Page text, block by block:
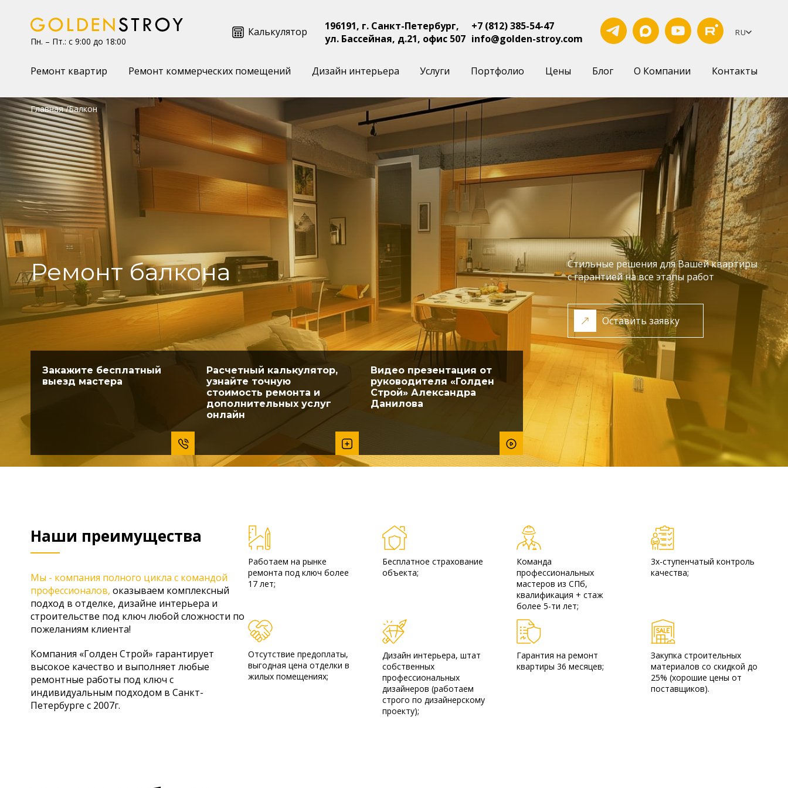
Пн. – Пт.: с 9:00 до 18:00
Калькулятор
196191, г. Санкт-Петербург,
ул. Бассейная, д.21, офис 507
+7 (812) 385-54-47
info@golden-stroy.com
RU
Ремонт квартир Ремонт коммерческих помещений Дизайн интерьера Услуги Портфолио Цены Блог О Компании Контакты
Главная Балкон
Ремонт балкона
Стильные решения для Вашей квартиры
с гарантией на все этапы работ
Оставить заявку
Закажите бесплатный
выезд мастера
Расчетный калькулятор,
узнайте точную
стоимость ремонта и
дополнительных услуг
онлайн
Видео презентация от
руководителя «Голден
Строй» Александра
Данилова
Наши преимущества
Мы - компания полного цикла с командой
профессионалов, оказываем комплексный
подход в отделке, дизайне интерьера и
строительстве под ключ любой сложности по
пожеланиям клиента!
Компания «Голден Строй» гарантирует
высокое качество и выполняет любые
ремонтные работы под ключ с
индивидуальным подходом в Санкт-
Петербурге с 2007г.
Работаем на рынке
ремонта под ключ более
17 лет;
Бесплатное страхование
объекта;
Команда
профессиональных
мастеров из СПб,
квалификация + стаж
более 5-ти лет;
3х-ступенчатый контроль
качества;
Отсутствие предоплаты,
выгодная цена отделки в
жилых помещениях;
Дизайн интерьера, штат
собственных
профессиональных
дизайнеров (работаем
строго по дизайнерскому
проекту);
Гарантия на ремонт
квартиры 36 месяцев;
Закупка строительных
материалов со скидкой до
25% (хорошие цены от
поставщиков).